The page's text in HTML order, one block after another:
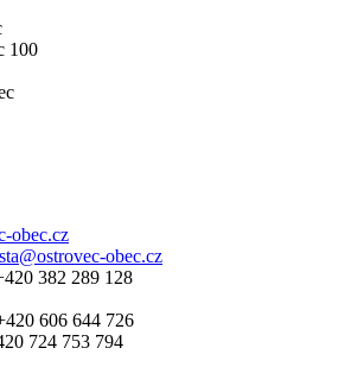
100
obec.cz
obec.cz
382 289 128
606 644 726
724 753 794